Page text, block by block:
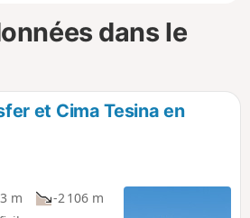
dans le
et Cima Tesina en
m
-2 106 m